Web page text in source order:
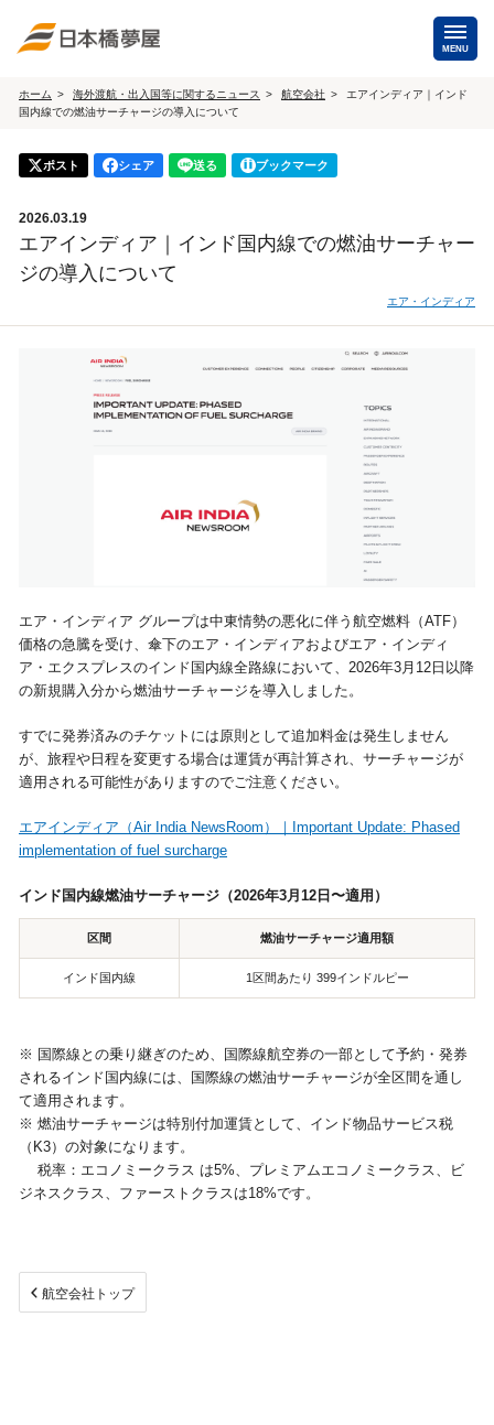
MENU
海外手配
海外航空券
商用・就労ビザ
ホテル・専用車・
通訳・ガイド
保険・Wi-Fiレンタル
ホテル・会議室
通訳・ガイド
国内手配トップ
採用情報 企業情報
ホーム 海外渡航・出入国等に関するニュース 航空会社
エアインディア｜インド
国内線での燃油サーチャージの導入について
ポスト シェア 送る ブックマーク
2026.03.19
エアインディア｜インド国内線での燃油サーチャー
ジの導入について
エア・インディア
エア・インディア グループは中東情勢の悪化に伴う航空燃料（ATF）
価格の急騰を受け、傘下のエア・インディアおよびエア・インディ
ア・エクスプレスのインド国内線全路線において、2026年3月12日以降
の新規購入分から燃油サーチャージを導入しました。
すでに発券済みのチケットには原則として追加料金は発生しません
が、旅程や日程を変更する場合は運賃が再計算され、サーチャージが
適用される可能性がありますのでご注意ください。
エアインディア（Air India NewsRoom）｜Important Update: Phased
implementation of fuel surcharge
インド国内線燃油サーチャージ（2026年3月12日〜適用）
区間 燃油サーチャージ適用額
インド国内線 1区間あたり 399インドルピー
※ 国際線との乗り継ぎのため、国際線航空券の一部として予約・発券
されるインド国内線には、国際線の燃油サーチャージが全区間を通し
て適用されます。
※ 燃油サーチャージは特別付加運賃として、インド物品サービス税
（K3）の対象になります。
税率：エコノミークラス は5%、プレミアムエコノミークラス、ビ
ジネスクラス、ファーストクラスは18%です。
航空会社トップ